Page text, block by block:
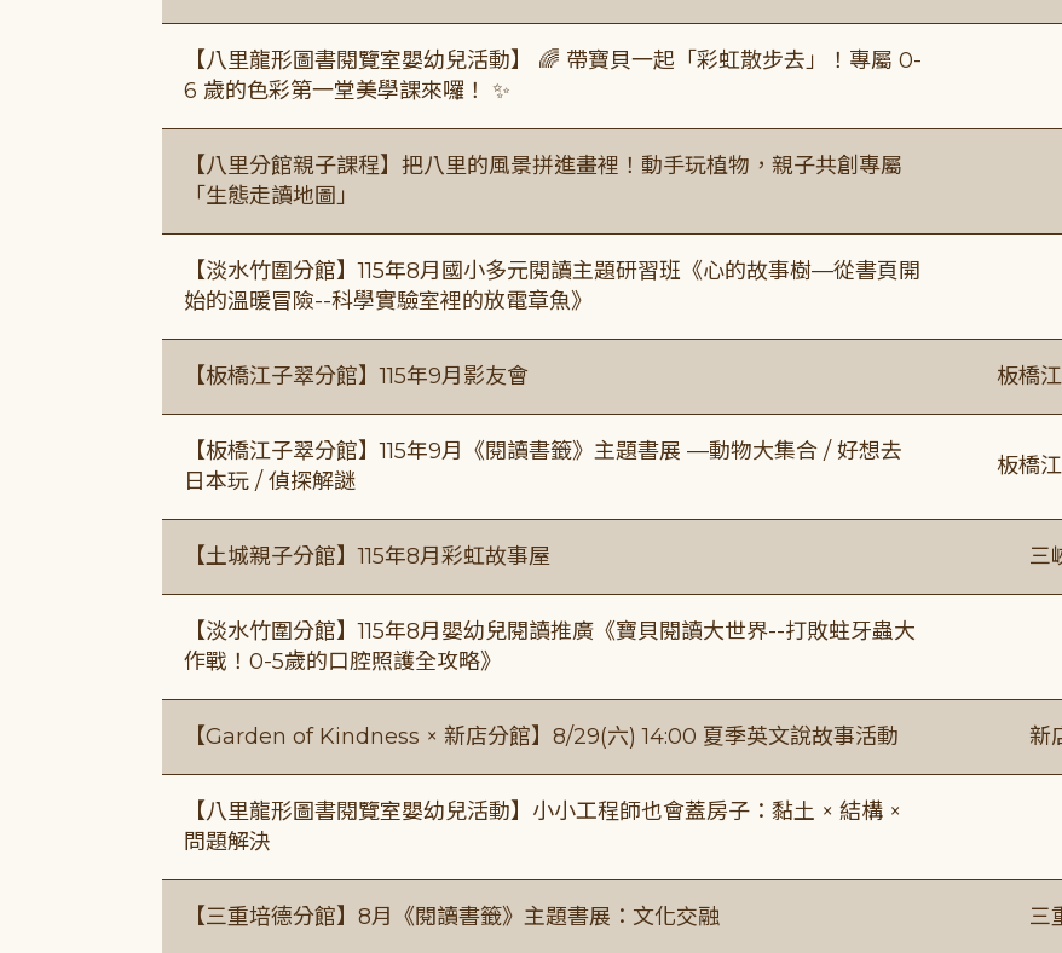
【八里龍形圖書閱覽室嬰幼兒活動】 🌈 帶寶貝一起「彩虹散步去」！專屬 0-
6 歲的色彩第一堂美學課來囉！ ✨
【八里分館親子課程】把八里的風景拼進畫裡！動手玩植物，親子共創專屬
「生態走讀地圖」
【淡水竹圍分館】115年8月國小多元閱讀主題研習班《心的故事樹—從書頁開
始的溫暖冒險--科學實驗室裡的放電章魚》
【板橋江子翠分館】115年9月影友會 板橋
【板橋江子翠分館】115年9月《閱讀書籤》主題書展 —動物大集合 / 好想去
日本玩 / 偵探解謎
板橋
【土城親子分館】115年8月彩虹故事屋 三
【淡水竹圍分館】115年8月嬰幼兒閱讀推廣《寶貝閱讀大世界--打敗蛀牙蟲大
作戰！0-5歲的口腔照護全攻略》
【Garden of Kindness × 新店分館】8/29(六) 14:00 夏季英文說故事活動 新
【八里龍形圖書閱覽室嬰幼兒活動】小小工程師也會蓋房子：黏土 × 結構 ×
問題解決
【三重培德分館】8月《閱讀書籤》主題書展：文化交融 三